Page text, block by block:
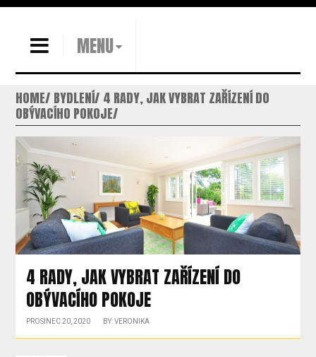
MENU
HOME BYDLENÍ 4 RADY, JAK VYBRAT ZAŘÍZENÍ DO
OBÝVACÍHO POKOJE
4 RADY, JAK VYBRAT ZAŘÍZENÍ DO
OBÝVACÍHO POKOJE
PROSINEC 20, 2020 BY: VERONIKA